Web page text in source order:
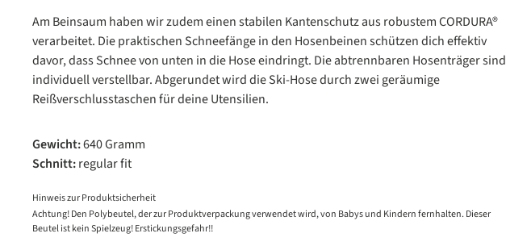
Am Beinsaum haben wir zudem einen stabilen Kantenschutz aus robustem CORDURA®
verarbeitet. Die praktischen Schneefänge in den Hosenbeinen schützen dich effektiv
davor, dass Schnee von unten in die Hose eindringt. Die abtrennbaren Hosenträger sind
individuell verstellbar. Abgerundet wird die Ski-Hose durch zwei geräumige
Reißverschlusstaschen für deine Utensilien.
Gewicht:640 Gramm
Schnitt:regular fit
Hinweis zur Produktsicherheit
Achtung! Den Polybeutel, der zur Produktverpackung verwendet wird, von Babys und Kindern fernhalten. Dieser
Beutel ist kein Spielzeug! Erstickungsgefahr!!